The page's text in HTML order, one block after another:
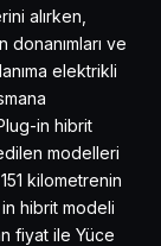
alırken,
ve
elektrikli
in hibrit
modelleri
kilometrenin
hibrit modeli
fiyat ile Yüce